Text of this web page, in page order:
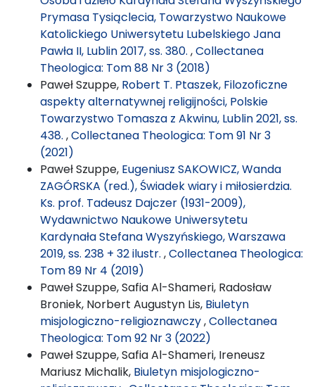
Prymasa Tysiąclecia, Towarzystwo Naukowe
Katolickiego Uniwersytetu Lubelskiego Jana
Pawła II, Lublin 2017, ss. 380. ,Collectanea
Theologica: Tom 88 Nr 3 (2018)
Paweł Szuppe, Robert T. Ptaszek, Filozoficzne
aspekty alternatywnej religijności, Polskie
Towarzystwo Tomasza z Akwinu, Lublin 2021, ss.
438. ,Collectanea Theologica: Tom 91 Nr 3
(2021)
Paweł Szuppe, Eugeniusz SAKOWICZ, Wanda
ZAGÓRSKA (red.), Świadek wiary i miłosierdzia.
Ks. prof. Tadeusz Dajczer (1931-2009),
Wydawnictwo Naukowe Uniwersytetu
Kardynała Stefana Wyszyńskiego, Warszawa
2019, ss. 238 + 32 ilustr. ,Collectanea Theologica:
Tom 89 Nr 4 (2019)
Paweł Szuppe, Safia Al-Shameri, Radosław
Broniek, Norbert Augustyn Lis, Biuletyn
misjologiczno-religioznawczy,Collectanea
Theologica: Tom 92 Nr 3 (2022)
Paweł Szuppe, Safia Al-Shameri, Ireneusz
Mariusz Michalik, Biuletyn misjologiczno-